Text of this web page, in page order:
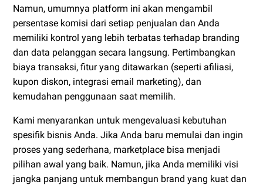
Namun, umumnya platform ini akan mengambil
persentase komisi dari setiap penjualan dan Anda
memiliki kontrol yang lebih terbatas terhadap branding
dan data pelanggan secara langsung. Pertimbangkan
biaya transaksi, fitur yang ditawarkan (seperti afiliasi,
kupon diskon, integrasi email marketing), dan
kemudahan penggunaan saat memilih.
Kami menyarankan untuk mengevaluasi kebutuhan
spesifik bisnis Anda. Jika Anda baru memulai dan ingin
proses yang sederhana, marketplace bisa menjadi
pilihan awal yang baik. Namun, jika Anda memiliki visi
jangka panjang untuk membangun brand yang kuat dan